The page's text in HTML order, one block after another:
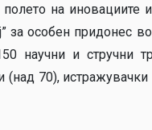
на иновациите
за особен придонес
научни и стручни
70),